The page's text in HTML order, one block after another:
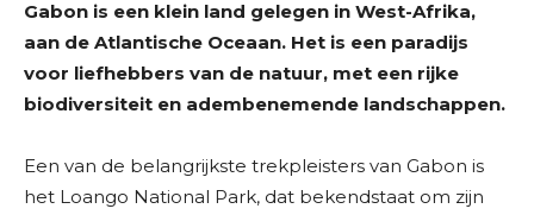
Gabon is een klein land gelegen in West-Afrika,
aan de Atlantische Oceaan. Het is een paradijs
voor liefhebbers van de natuur, met een rijke
biodiversiteit en adembenemende landschappen.
Een van de belangrijkste trekpleisters van Gabon is
het Loango National Park, dat bekendstaat om zijn